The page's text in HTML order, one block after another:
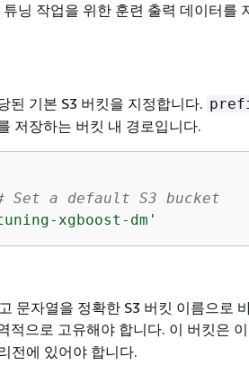
닝 작업을 위한 훈련 출력 데이터를
된 기본 S3 버킷을 지정합니다.
저장하는 버킷 내 경로입니다.
Set a default S3 bucket
xgboost-dm'
문자열을 정확한 S3 버킷 이름으로
적으로 고유해야 합니다. 이 버킷은
전에 있어야 합니다.